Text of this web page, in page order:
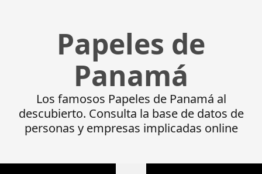
Papeles de
Panamá
Los famosos Papeles de Panamá al
descubierto. Consulta la base de datos de
personas y empresas implicadas online